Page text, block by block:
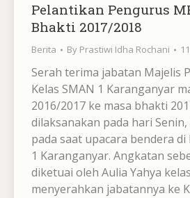
Pelantikan Pengurus
Bhakti 2017/2018
Berita By Prastiwi Idha Rochani
Serah terima jabatan Majelis
Kelas SMAN 1 Karanganyar
2016/2017 ke masa bhakti
dilaksanakan pada hari
pada saat upacara bendera di
1 Karanganyar. Angkatan
diketuai oleh Aulia Yahya
menyerahkan jabatannya ke